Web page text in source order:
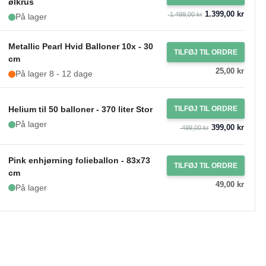
ølkrus
På lager
1.499,00 kr1.399,00 kr
Metallic Pearl Hvid Balloner 10x - 30
cm
På lager 8 - 12 dage
TILFØJ TIL ORDRE
25,00 kr
Helium til 50 balloner - 370 liter Stor
På lager
TILFØJ TIL ORDRE
499,00 kr399,00 kr
Pink enhjørning folieballon - 83x73
cm
På lager
TILFØJ TIL ORDRE
49,00 kr